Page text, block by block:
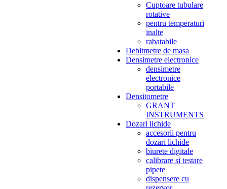
Cuptoare tubulare
rotative
pentru temperaturi
inalte
rabatabile
Debitmetre de masa
Densimetre electronice
densimetre
electronice
portabile
Densitometre
GRANT
INSTRUMENTS
Dozari lichide
accesorii pentru
dozari lichide
biurete digitale
calibrare si testare
pipete
dispensere cu